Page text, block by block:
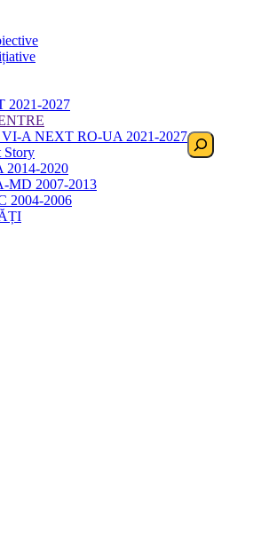
2021-2027
A NEXT RO-UA 2021-2027
Story
2014-2020
MD 2007-2013
2004-2006
Search